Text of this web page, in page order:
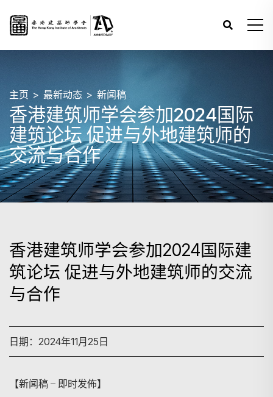
主页 最新动态 新闻稿
香港建筑师学会参加2024国际
建筑论坛 促进与外地建筑师的
交流与合作
香港建筑师学会参加2024国际建
筑论坛 促进与外地建筑师的交流
与合作
日期：2024年11月25日
【新闻稿 – 即时发佈】